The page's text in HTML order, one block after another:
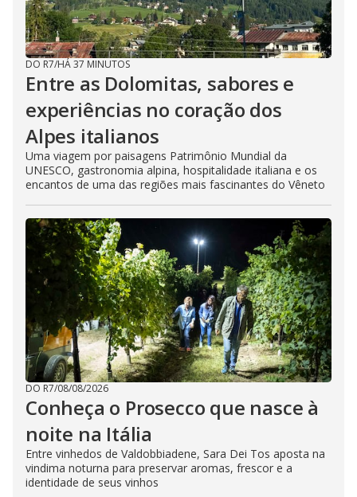
DO R7/HÁ 37 MINUTOS
Entre as Dolomitas, sabores e
experiências no coração dos
Alpes italianos
Uma viagem por paisagens Patrimônio Mundial da
UNESCO, gastronomia alpina, hospitalidade italiana e os
encantos de uma das regiões mais fascinantes do Vêneto
DO R7/08/08/2026
Conheça o Prosecco que nasce à
noite na Itália
Entre vinhedos de Valdobbiadene, Sara Dei Tos aposta na
vindima noturna para preservar aromas, frescor e a
identidade de seus vinhos